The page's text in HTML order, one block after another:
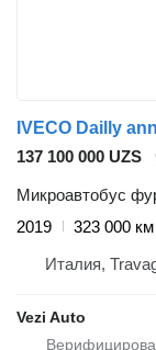
IVECO Dailly
137 100 000 UZS
Микроавтобус
2019
323 000 км
Италия,
Vezi Auto